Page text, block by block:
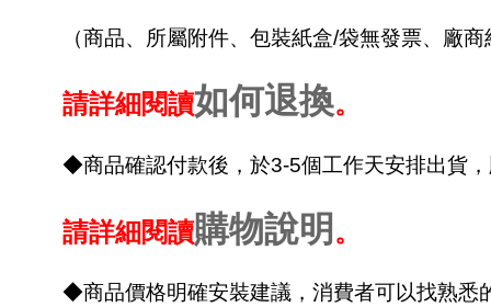
（商品、所屬附件、包裝紙盒/袋無發票、廠
請詳細閱讀如何退換。
◆商品確認付款後，於3-5個工作天安排出貨
請詳細閱讀購物說明 。
◆商品價格明確安裝建議，消費者可以找熟